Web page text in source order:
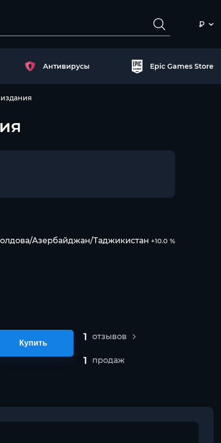
₽
Антивирусы Epic Games Store
Азербайджан/Таджикистан +10.0 %
Купить
1 отзывов
1 продаж